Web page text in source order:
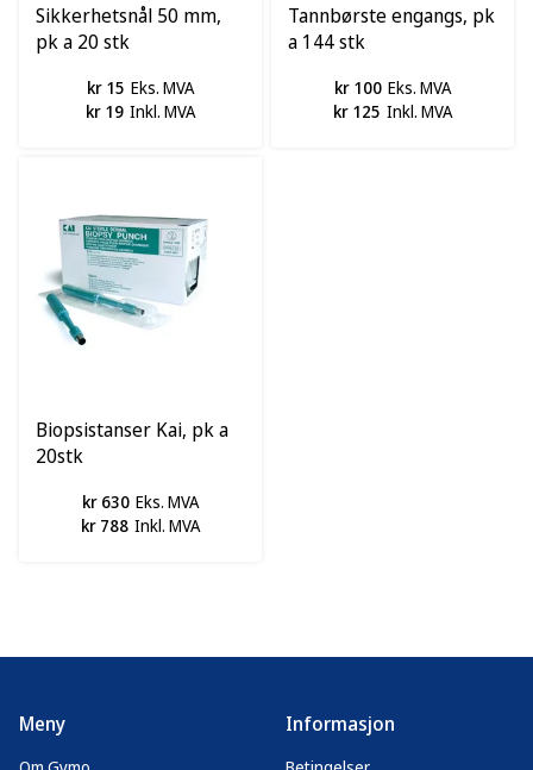
Sikkerhetsnål 50 mm,
pk a 20 stk
kr 15 Eks. MVA
kr 19 Inkl. MVA
Tannbørste engangs, pk
a 144 stk
kr 100 Eks. MVA
kr 125 Inkl. MVA
Biopsistanser Kai, pk a
20stk
kr 630 Eks. MVA
kr 788 Inkl. MVA
Meny Informasjon